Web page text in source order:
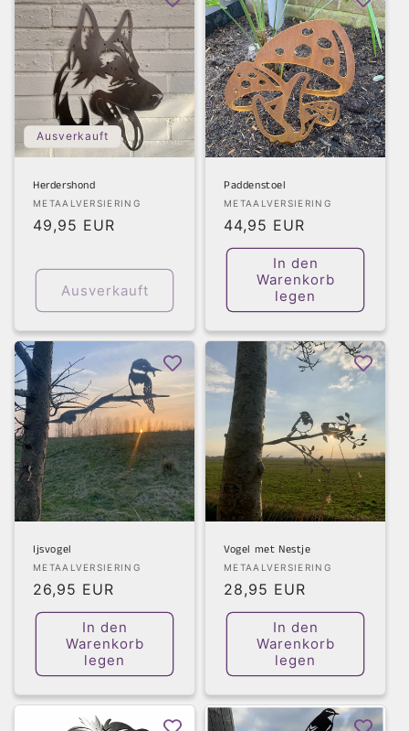
Ausverkauft
Herdershond
Anbieter:
METAALVERSIERING
Normaler
49,95 EUR
Ausverkauft
Paddenstoel
Anbieter:
METAALVERSIERING
Normaler
Preis
44,95 EUR
In den
Warenkorb
legen
Ijsvogel
Anbieter:
METAALVERSIERING
Normaler
Preis
26,95 EUR
In den
Warenkorb
legen
Vogel met Nestje
Anbieter:
METAALVERSIERING
Normaler
Preis
28,95 EUR
In den
Warenkorb
legen